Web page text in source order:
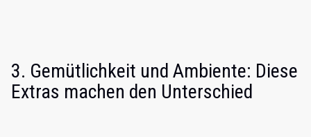
3. Gemütlichkeit und Ambiente: Diese
Extras machen den Unterschied